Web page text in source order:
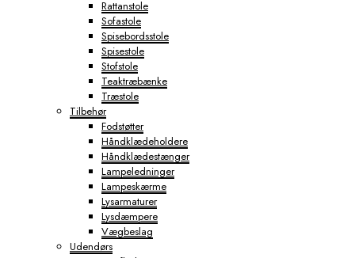
Rattanstole
Sofastole
Spisebordsstole
Spisestole
Stofstole
Teaktræbænke
Træstole
Tilbehør
Fodstøtter
Håndklædeholdere
Håndklædestænger
Lampeledninger
Lampeskærme
Lysarmaturer
Lysdæmpere
Vægbeslag
Udendørs